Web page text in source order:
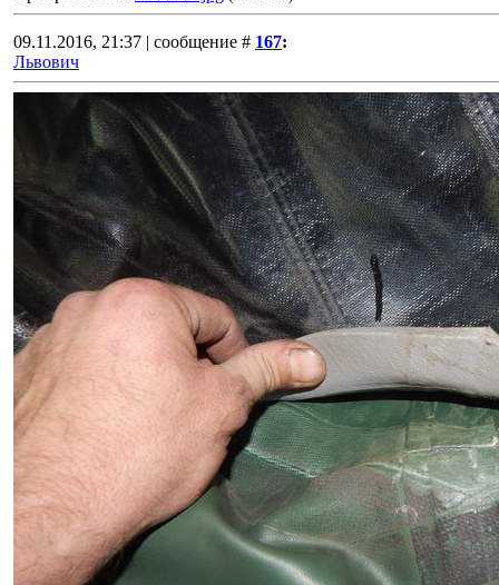
09.11.2016, 21:37 | сообщение # 167:
Львович